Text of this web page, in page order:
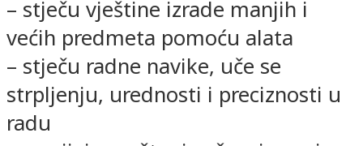
– stječu vještine izrade manjih i
većih predmeta pomoću alata
– stječu radne navike, uče se
strpljenju, urednosti i preciznosti u
radu